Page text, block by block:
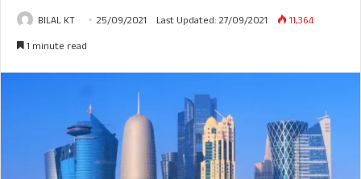
BILAL KT 25/09/2021 Last Updated: 27/09/2021
11,364
1 minute read